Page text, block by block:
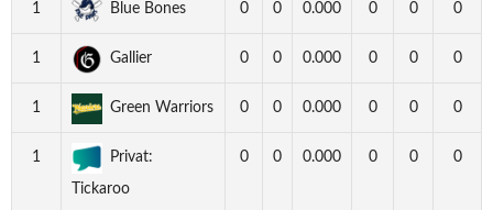
1 Blue Bones 0 0 0.000 0 0 0
1 Gallier 0 0 0.000 0 0 0
1 Green Warriors 0 0 0.000 0 0 0
1 Privat:
Tickaroo
0 0 0.000 0 0 0